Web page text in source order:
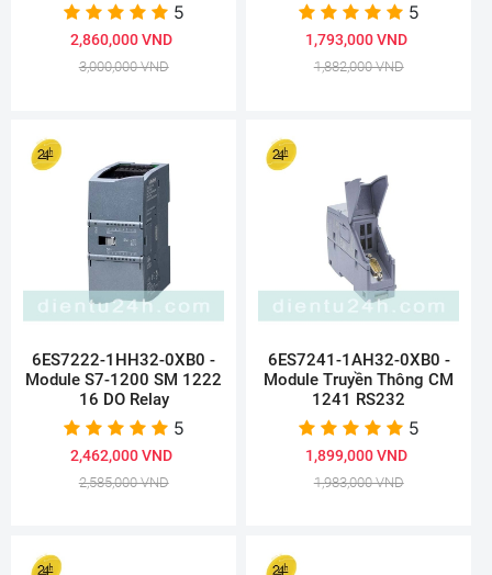
5
2,860,000 VND
3,000,000 VND
5
1,793,000 VND
1,882,000 VND
6ES7222-1HH32-0XB0 -
Module S7-1200 SM 1222
16 DO Relay
5
2,462,000 VND
2,585,000 VND
6ES7241-1AH32-0XB0 -
Module Truyền Thông CM
1241 RS232
5
1,899,000 VND
1,983,000 VND